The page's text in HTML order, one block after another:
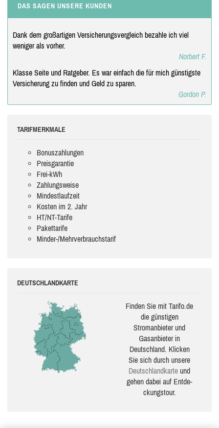
DAS SAGEN UNSERE KUNDEN
Dank dem großartigen Versicherungsvergleich bezahle ich viel
weniger als vorher.
Norbert F.
Klasse Seite und Ratgeber. Es war einfach die für mich günstigste
Versicherung zu finden und Geld zu sparen.
Gordon P.
TARIFMERKMALE
Bonuszahlungen
Preisgarantie
Frei-kWh
Zahlungsweise
Mindestlaufzeit
Kosten im 2. Jahr
HT/NT-Tarife
Pakettarife
Minder-/Mehrverbrauchstarif
DEUTSCHLANDKARTE
Finden Sie mit Tarifo.de
die güns­ti­gen
Stromanbieter und
Gasanbieter in
Deutschland. Klicken
Sie sich durch unsere
Deutsch­land­karte und
gehen dabei auf Ent­de­
ckungs­tour.